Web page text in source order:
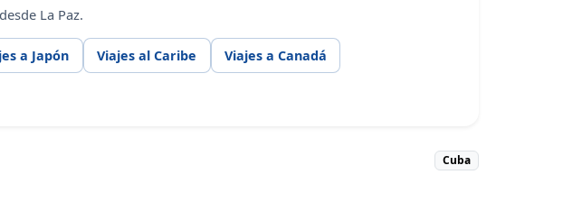
La Paz.
a Japón Viajes al Caribe Viajes a Canadá
Cuba